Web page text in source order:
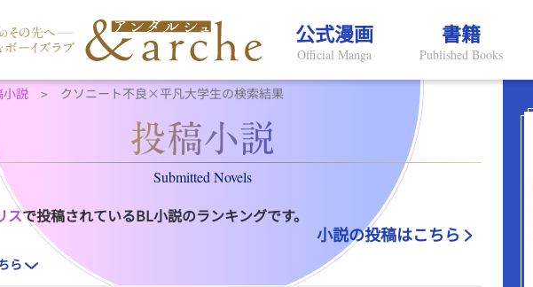
公式漫画
Official Manga
書籍
Published Books
小説 クソニート不良×平凡大学生の検索結果
Submitted Novels
スで投稿されているBL小説のランキングです。
小説の投稿はこちら
ら